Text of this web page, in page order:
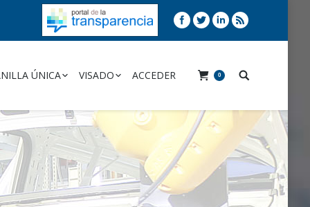
ÚNICA VISADO ACCEDER 0